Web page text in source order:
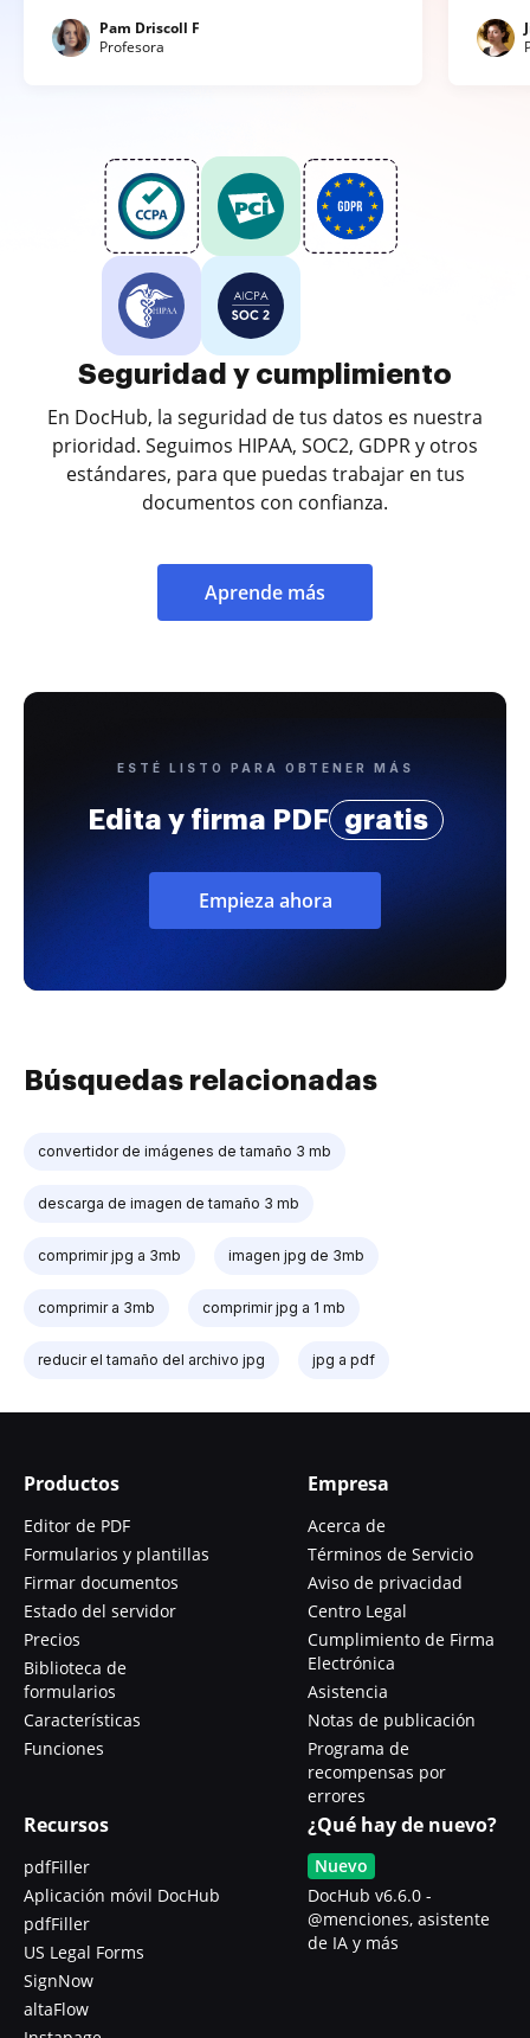
Pam Driscoll F
Profesora
Seguridad y cumplimiento
En DocHub, la seguridad de tus datos es nuestra
prioridad. Seguimos HIPAA, SOC2, GDPR y otros
estándares, para que puedas trabajar en tus
documentos con confianza.
Aprende más
ESTÉ LISTO PARA OBTENER MÁS
Edita y firma PDF gratis
Empieza ahora
Búsquedas relacionadas
convertidor de imágenes de tamaño 3 mb
descarga de imagen de tamaño 3 mb
comprimir jpg a 3mb imagen jpg de 3mb
comprimir a 3mb comprimir jpg a 1 mb
reducir el tamaño del archivo jpg jpg a pdf
Productos
Editor de PDF
Formularios y plantillas
Firmar documentos
Estado del servidor
Precios
Biblioteca de
formularios
Características
Funciones
Empresa
Acerca de
Términos de Servicio
Aviso de privacidad
Centro Legal
Cumplimiento de Firma
Electrónica
Asistencia
Notas de publicación
Programa de
recompensas por
errores
Recursos
pdfFiller
Aplicación móvil DocHub
pdfFiller
US Legal Forms
SignNow
altaFlow
¿Qué hay de nuevo?
Nuevo
DocHub v6.6.0 -
@menciones, asistente
de IA y más